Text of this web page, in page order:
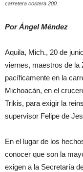
carretera costera 200.
Por Ángel Méndez
Aquila, Mich., 20 de
viernes, maestros de la
pacíficamente en la
Michoacán, en el
Trikis, para exigir la
supervisor Felipe de
En el lugar de los
conocer que son la
exigen a la Secretaría